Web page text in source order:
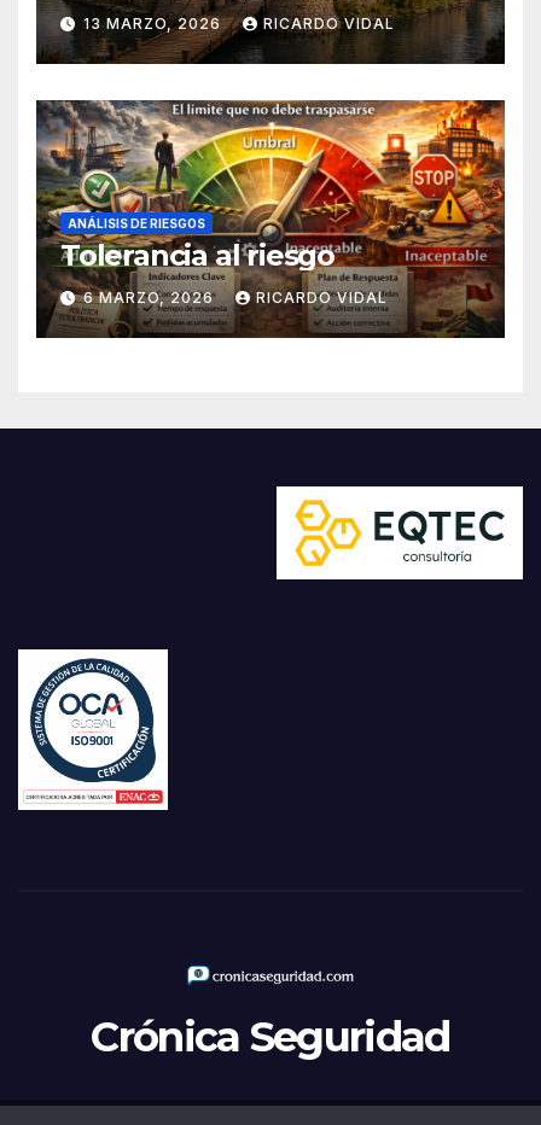
13 MARZO, 2026 RICARDO VIDAL
ANÁLISIS DE RIESGOS
Tolerancia al riesgo
6 MARZO, 2026 RICARDO VIDAL
Crónica Seguridad